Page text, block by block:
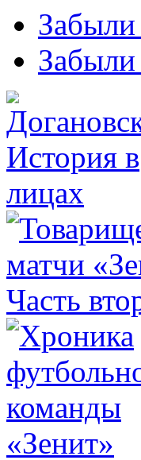
Забыли
Забыли